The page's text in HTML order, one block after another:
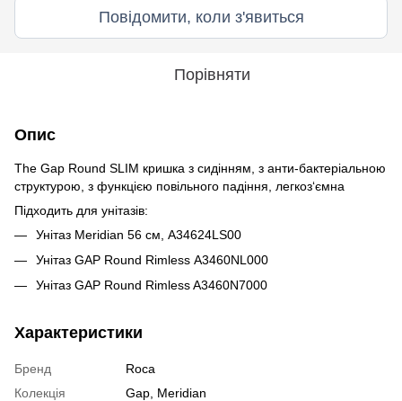
Повідомити, коли з'явиться
Порівняти
Опис
The Gap Round SLIM кришка з сидінням, з анти-бактеріальною
структурою, з функцією повільного падіння, легкоз‘ємна
Підходить для унітазів:
Унітаз Meridian 56 см, A34624LS00
Унітаз GAP Round Rimless A3460NL000
Унітаз GAP Round Rimless A3460N7000
Характеристики
Бренд
Roca
Колекція
Gap, Meridian